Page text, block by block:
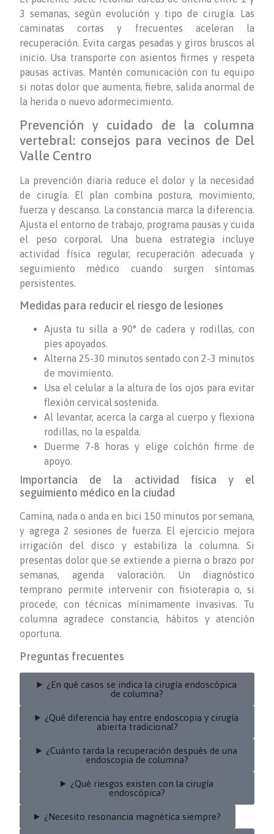
3 semanas, según evolución y tipo de cirugía. Las
caminatas cortas y frecuentes aceleran la
recuperación. Evita cargas pesadas y giros bruscos al
inicio. Usa transporte con asientos firmes y respeta
pausas activas. Mantén comunicación con tu equipo
si notas dolor que aumenta, fiebre, salida anormal de
la herida o nuevo adormecimiento.
Prevención y cuidado de la columna
vertebral: consejos para vecinos de Del
Valle Centro
La prevención diaria reduce el dolor y la necesidad
de cirugía. El plan combina postura, movimiento,
fuerza y descanso. La constancia marca la diferencia.
Ajusta el entorno de trabajo, programa pausas y cuida
el peso corporal. Una buena estrategia incluye
actividad física regular, recuperación adecuada y
seguimiento médico cuando surgen síntomas
persistentes.
Medidas para reducir el riesgo de lesiones
Ajusta tu silla a 90° de cadera y rodillas, con
pies apoyados.
Alterna 25-30 minutos sentado con 2-3 minutos
de movimiento.
Usa el celular a la altura de los ojos para evitar
flexión cervical sostenida.
Al levantar, acerca la carga al cuerpo y flexiona
rodillas, no la espalda.
Duerme 7-8 horas y elige colchón firme de
apoyo.
Importancia de la actividad física y el
seguimiento médico en la ciudad
Camina, nada o anda en bici 150 minutos por semana,
y agrega 2 sesiones de fuerza. El ejercicio mejora
irrigación del disco y estabiliza la columna. Si
presentas dolor que se extiende a pierna o brazo por
semanas, agenda valoración. Un diagnóstico
temprano permite intervenir con fisioterapia o, si
procede, con técnicas mínimamente invasivas. Tu
columna agradece constancia, hábitos y atención
oportuna.
Preguntas frecuentes
¿En qué casos se indica la cirugía endoscópica
de columna?
¿Qué diferencia hay entre endoscopia y cirugía
abierta tradicional?
¿Cuánto tarda la recuperación después de una
endoscopia de columna?
¿Qué riesgos existen con la cirugía
endoscópica?
¿Necesito resonancia magnética siempre?